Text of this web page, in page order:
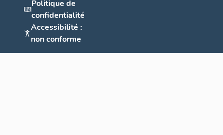
Politique de
confidentialité
Accessibilité :
non conforme